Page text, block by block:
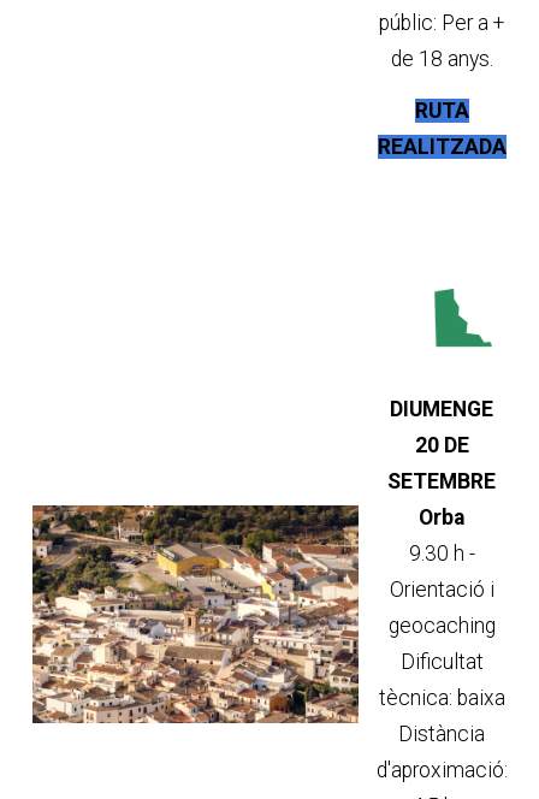
públic: Per a +
de 18 anys.
RUTA
REALITZADA
DIUMENGE
20 DE
SETEMBRE
Orba
9.30 h -
Orientació i
geocaching
Dificultat
tècnica: baixa
Distància
d'aproximació: